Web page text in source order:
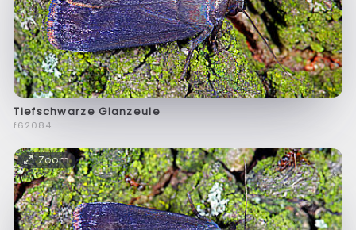
Tiefschwarze Glanzeule
f62084
Zoom